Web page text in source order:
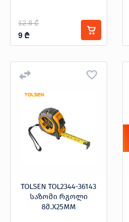
12.8 ₾
9 ₾
TOLSEN TOL2344-36143
საზომი რგოლი
8მ.X25MM